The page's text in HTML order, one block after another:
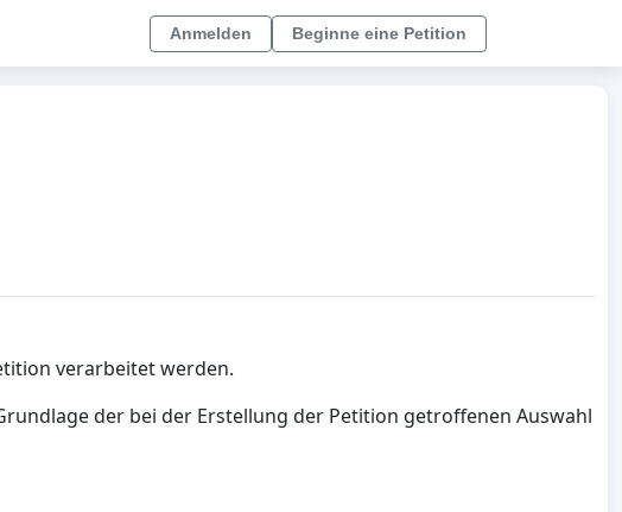
Anmelden Beginne eine Petition
verarbeitet werden.
der bei der Erstellung der Petition getroffenen Auswahl